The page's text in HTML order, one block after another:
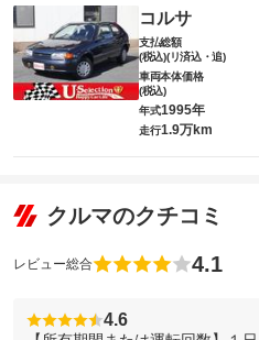
コルサ
支払総額
(税込)(リ済込・追)
車両本体価格
(税込)
年式1995年
走行1.9万km
クルマのクチコミ
レビュー総合 4.1
4.6